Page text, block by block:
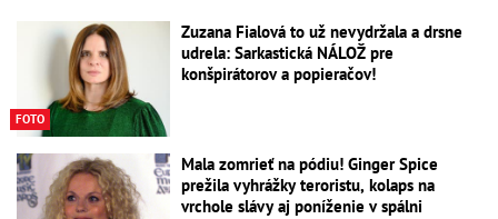
FOTO
Zuzana Fialová to už nevydržala a drsne
udrela: Sarkastická NÁLOŽ pre
konšpirátorov a popieračov!
Mala zomrieť na pódiu! Ginger Spice
prežila vyhrážky teroristu, kolaps na
vrchole slávy aj poníženie v spálni